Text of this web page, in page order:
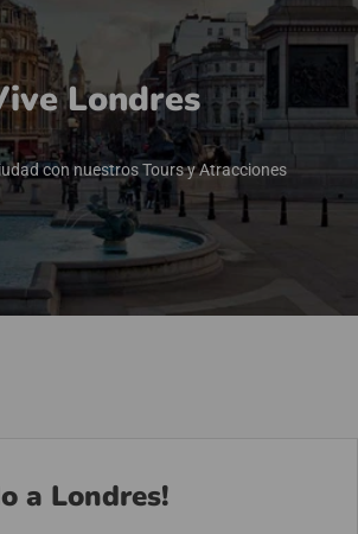
Londres
con nuestros Tours y Atracciones
a Londres!